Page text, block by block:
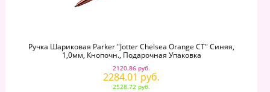
Ручка Шариковая Parker "Jotter Chelsea Orange CT" Синяя,
1,0мм, Кнопочн., Подарочная Упаковка
2120.86 руб.
2284.01 руб.
2528.72 руб.